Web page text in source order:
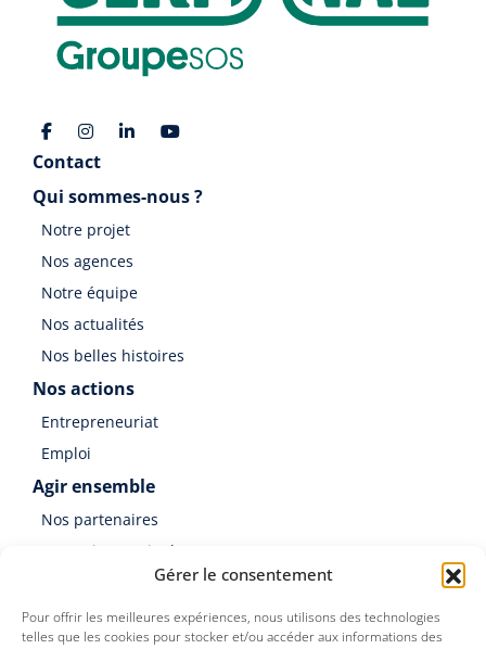
Gérer le consentement
Pour offrir les meilleures expériences, nous utilisons des technologies
telles que les cookies pour stocker et/ou accéder aux informations des
Contact
Qui sommes-nous ?
Notre projet
Nos agences
Notre équipe
Nos actualités
Nos belles histoires
Nos actions
Entrepreneuriat
Emploi
Agir ensemble
Nos partenaires
Soutenir Germinal